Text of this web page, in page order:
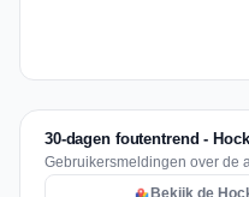
30-dagen foutentrend -
Gebruikersmeldingen over de
Bekijk de